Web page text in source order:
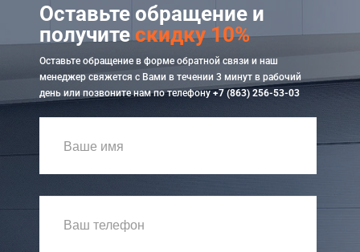
Оставьте обращение и
получитескидку 10%
Оставьте обращение в форме обратной связи и наш
менеджер свяжется с Вами в течении 3 минут в рабочий
день или позвоните нам по телефону+7 (863) 256-53-03